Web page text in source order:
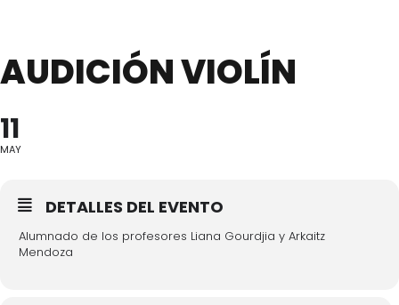
AUDICIÓN VIOLÍN
11
MAY
DETALLES DEL EVENTO
Alumnado de los profesores Liana Gourdjia y Arkaitz
Mendoza